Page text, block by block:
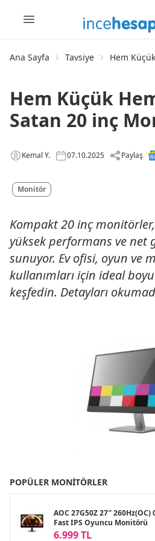
Ana Sayfa Tavsiye Hem
Hem Küçük
Satan 20 inç
Kemal Y. 07.10.2025 Paylaş
Monitör
Kompakt 20 inç
yüksek performans ve net
sunuyor. Ev ofisi, oyun ve
kullanımları için ideal
keşfedin. Detayları
POPÜLER MONITÖRLER
AOC 27G50Z 27″
Fast IPS Oyuncu Monitörü
6.999 TL